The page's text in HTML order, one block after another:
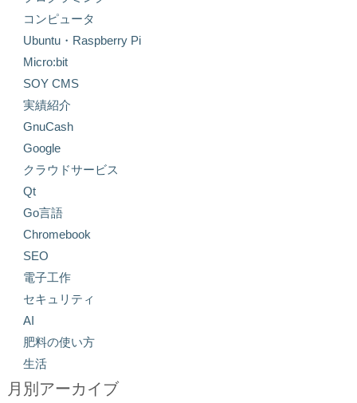
コンピュータ
Ubuntu・Raspberry Pi
Micro:bit
SOY CMS
実績紹介
GnuCash
Google
クラウドサービス
Qt
Go言語
Chromebook
SEO
電子工作
セキュリティ
AI
肥料の使い方
生活
月別アーカイブ